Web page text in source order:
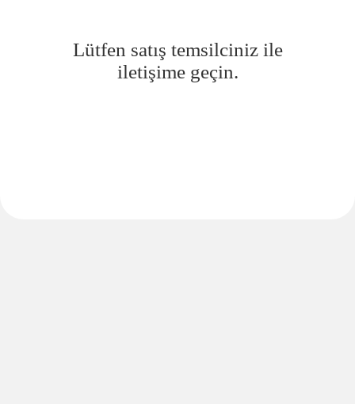
Lütfen satış temsilciniz ile
iletişime geçin.